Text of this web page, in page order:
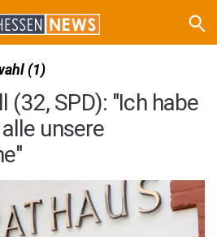
(1)
(32, SPD): "Ich habe
unsere